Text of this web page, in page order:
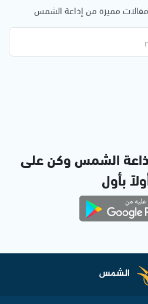
مميزة من إذاعة الشمس
الشمس وكن على
بأول